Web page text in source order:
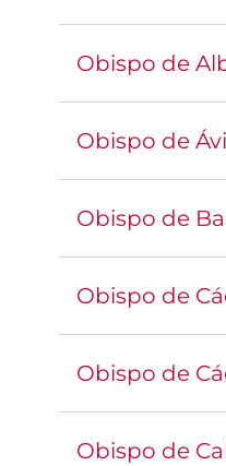
Obispo de
Obispo de
Obispo de
Obispo de
Obispo de
Obispo de